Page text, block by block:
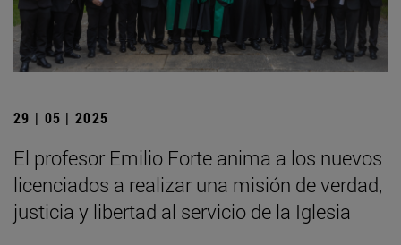
29 | 05 | 2025
El profesor Emilio Forte anima a los nuevos
licenciados a realizar una misión de verdad,
justicia y libertad al servicio de la Iglesia